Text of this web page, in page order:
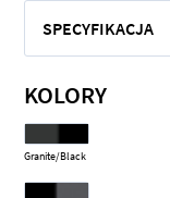
SPECYFIKACJA
KOLORY
Granite/Black